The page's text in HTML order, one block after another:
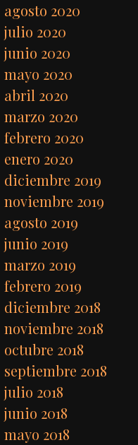
agosto 2020
julio 2020
junio 2020
mayo 2020
abril 2020
marzo 2020
febrero 2020
enero 2020
diciembre 2019
noviembre 2019
agosto 2019
junio 2019
marzo 2019
febrero 2019
diciembre 2018
noviembre 2018
octubre 2018
septiembre 2018
julio 2018
junio 2018
mayo 2018